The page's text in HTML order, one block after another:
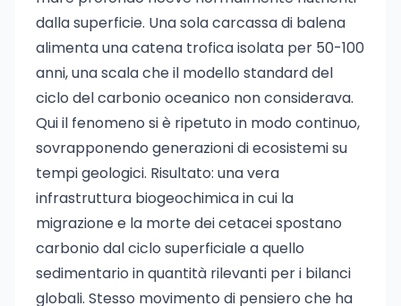
dalla superficie. Una sola carcassa di balena
alimenta una catena trofica isolata per 50-100
anni, una scala che il modello standard del
ciclo del carbonio oceanico non considerava.
Qui il fenomeno si è ripetuto in modo continuo,
sovrapponendo generazioni di ecosistemi su
tempi geologici. Risultato: una vera
infrastruttura biogeochimica in cui la
migrazione e la morte dei cetacei spostano
carbonio dal ciclo superficiale a quello
sedimentario in quantità rilevanti per i bilanci
globali. Stesso movimento di pensiero che ha